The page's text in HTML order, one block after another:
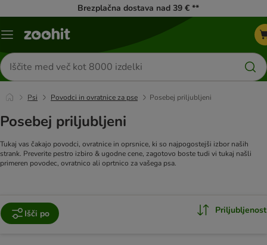
Brezplačna dostava nad 39 € **
Meni
Iskanje
izdelkov
Psi Povodci in ovratnice za pse Posebej priljubljeni
Posebej priljubljeni
Tukaj vas čakajo povodci, ovratnice in oprsnice, ki so najpogostejši izbor naših
strank. Preverite pestro izbiro & ugodne cene, zagotovo boste tudi vi tukaj našli
primeren povodec, ovratnico ali oprtnico za vašega psa.
Išči po Priljubljenost